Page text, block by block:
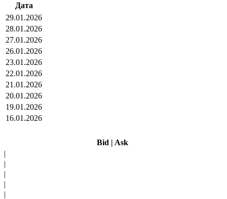
Дата
29.01.2026
28.01.2026
27.01.2026
26.01.2026
23.01.2026
22.01.2026
21.01.2026
20.01.2026
19.01.2026
16.01.2026
Bid | Ask
|
|
|
|
|